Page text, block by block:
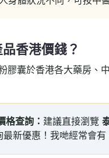
香港價錢？
膠囊於香港各大藥房、
查詢： 建議直接瀏覽
最新優惠！我哋經常會有